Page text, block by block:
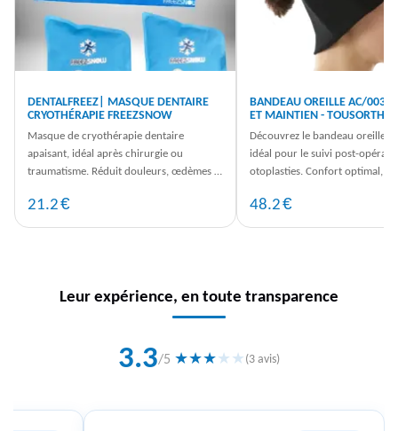
DENTALFREEZ| MASQUE DENTAIRE
CRYOTHÉRAPIE FREEZSNOW
Masque de cryothérapie dentaire
apaisant, idéal après chirurgie ou
traumatisme. Réduit douleurs, œdèmes et
21.2€
BANDEAU OREILLE AC/003 -
ET MAINTIEN -
Découvrez le bandeau oreille
idéal pour le suivi post-
otoplasties. Confort optimal,
48.2€
Leur expérience, en toute transparence
3.3/5 ★★★★ ★ (3 avis)